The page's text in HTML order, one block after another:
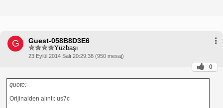
G Guest-058B8D3E6
Yüzbaşı
23 Eylül 2014 Salı 20:29:38 (950 mesaj)
0
quote:
Orijinalden alıntı: us7c